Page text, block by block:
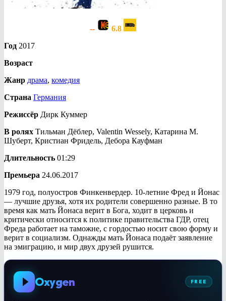
--
6.8
Год 2017
Возраст
Жанр драма, комедия
Страна Германия
Режиссёр Дирк Куммер
В ролях Тильман Дёблер, Valentin Wessely, Катарина М.
Шуберт, Кристиан Фридель, Дебора Кауфман
Длительность 01:29
Премьера 24.06.2017
1979 год, полуостров Финкенвердер. 10-летние Фред и Йонас
— лучшие друзья, хотя их родители совершенно разные. В то
время как мать Йонаса верит в Бога, ходит в церковь и
критически относится к политике правительства ГДР, отец
Фреда работает на таможне, с гордостью носит свою форму и
верит в социализм. Однажды мать Йонаса подаёт заявление
на эмиграцию, и мир двух друзей рушится.
Oxygen FREE